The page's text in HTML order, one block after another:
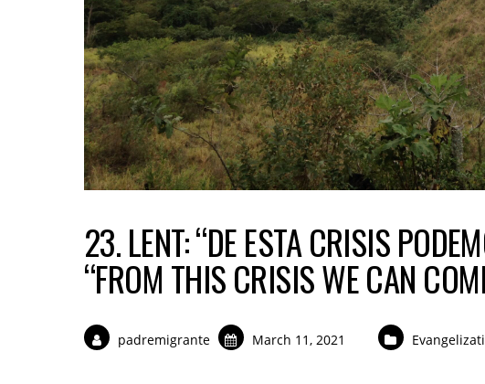
23. LENT: “DE ESTA CRISIS
“FROM THIS CRISIS WE CAN
padremigrante March 11, 2021